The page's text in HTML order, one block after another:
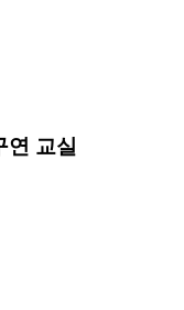
연 교실